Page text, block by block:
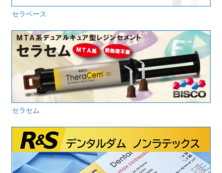
セラベース
セラセム